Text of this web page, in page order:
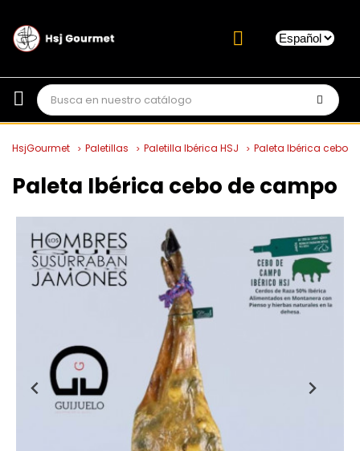
HsjGourmet Paletillas Paletilla Ibérica HSJ Paleta Ibérica cebo
Paleta Ibérica cebo de campo